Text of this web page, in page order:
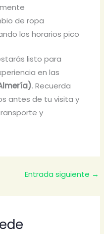
de ropa
los horarios pico
listo para
en las
. Recuerda
antes de tu visita y
y
Entrada siguiente →